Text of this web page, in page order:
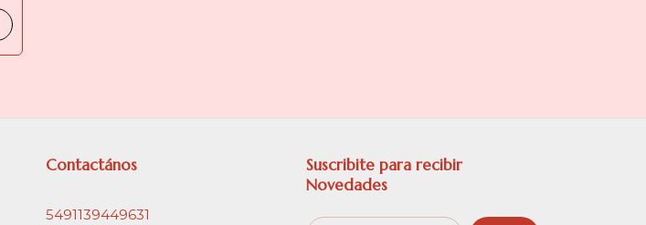
Contactános
5491139449631
Suscribite para recibir
Novedades